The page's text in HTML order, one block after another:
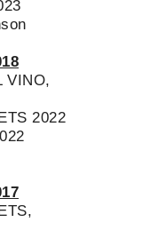
VINO,
2022